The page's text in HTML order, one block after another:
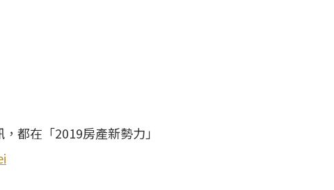
都在「2019房產新勢力」